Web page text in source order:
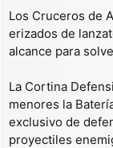
Los Cruceros de
erizados de
alcance para
La Cortina
menores la
exclusivo de
proyectiles